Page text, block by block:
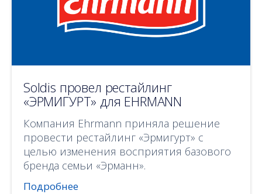
Soldis провел рестайлинг
«ЭРМИГУРТ» для EHRMANN
Компания Ehrmann приняла решение
провести рестайлинг «Эрмигурт» с
целью изменения восприятия базового
бренда семьи «Эрманн».
Подробнее